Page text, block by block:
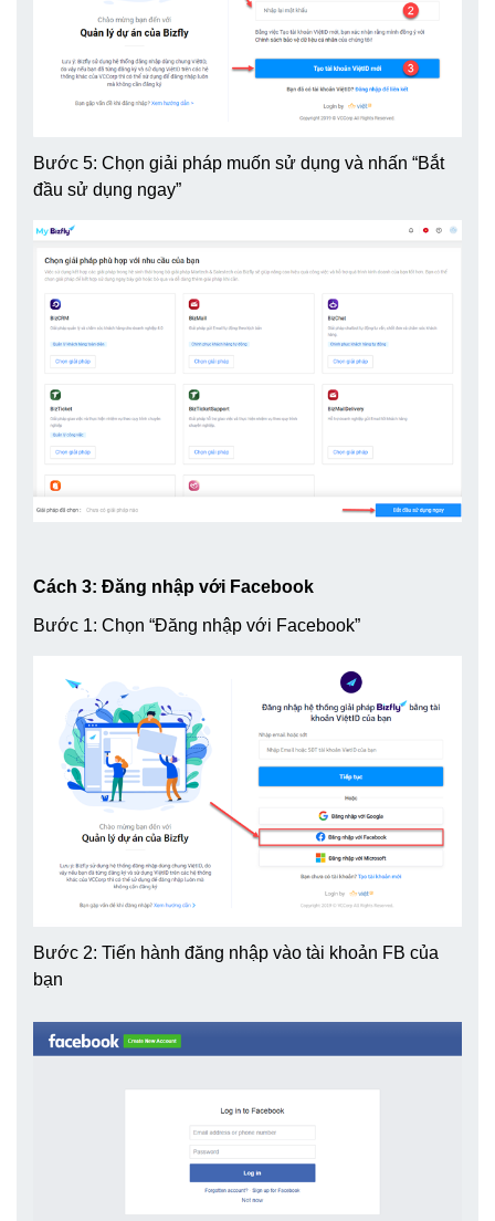
Bước 5: Chọn giải pháp muốn sử dụng và nhấn “Bắt
đầu sử dụng ngay”
Cách 3: Đăng nhập với Facebook
Bước 1: Chọn “Đăng nhập với Facebook”
Bước 2: Tiến hành đăng nhập vào tài khoản FB của
bạn